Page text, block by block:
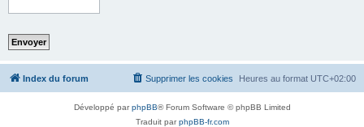
Index du forum Heures au format UTC+02:00
Supprimer les cookies
Développé parphpBB® Forum Software © phpBB Limited
Traduit parphpBB-fr.com